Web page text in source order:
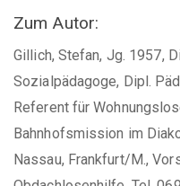
Zum Autor:
Gillich, Stefan, Jg. 1957,
Sozialpädagoge, Dipl.
Referent für
Bahnhofsmission im
Nassau, Frankfurt/M.,